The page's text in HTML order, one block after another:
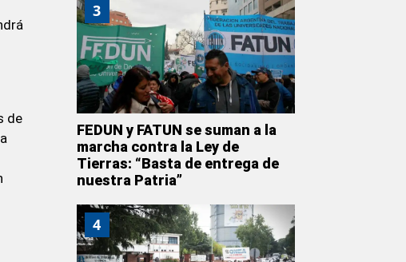
de
3
FEDUN y FATUN se suman a la
marcha contra la Ley de
Tierras: “Basta de entrega de
nuestra Patria”
4